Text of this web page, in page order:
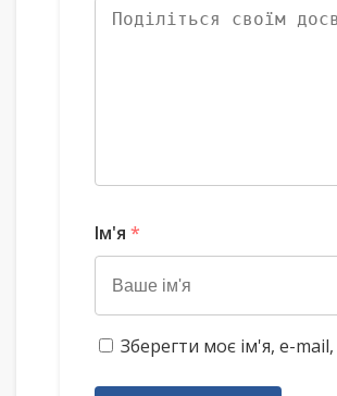
Ім'я *
Зберегти моє ім'я, e-